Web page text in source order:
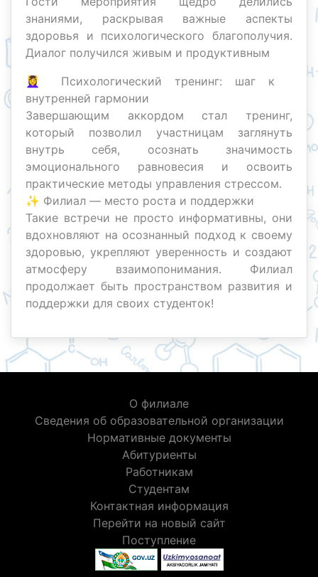
знаниями, раскрывая важные аспекты
здоровья и психологического благополучия.
Диалог получился живым и продуктивным
💆‍♀️ Психологический тренинг: шаг к
внутренней гармонии
Завершающим аккордом стал тренинг,
который позволил участницам заглянуть
внутрь себя, осознать значимость
эмоционального равновесия и освоить
практические методы управления стрессом.
✨ Филиал — место роста и поддержки
Такие встречи не просто информативны, они
вдохновляют на осознанный подход к своему
здоровью, укрепляют уверенность и создают
атмосферу взаимопонимания. Филиал
продолжает быть пространством развития и
поддержки для своих студенток!
О филиале
Сведения об образовательной организации
Нормативные документы
Абитуриенты
Работникам
Студентам
Контактная информация
Перейти на новый сайт
Поступление